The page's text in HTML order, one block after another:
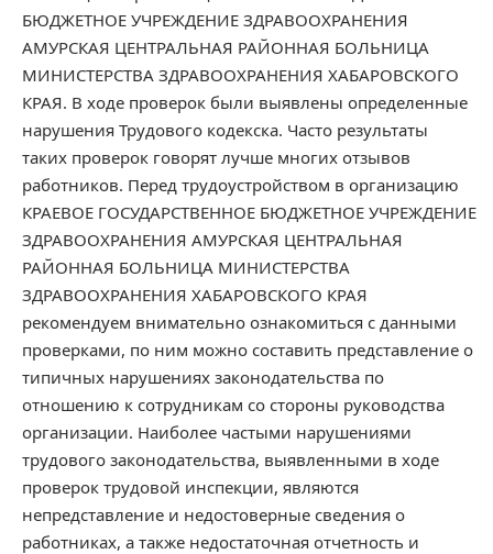
БЮДЖЕТНОЕ УЧРЕЖДЕНИЕ ЗДРАВООХРАНЕНИЯ
АМУРСКАЯ ЦЕНТРАЛЬНАЯ РАЙОННАЯ БОЛЬНИЦА
МИНИСТЕРСТВА ЗДРАВООХРАНЕНИЯ ХАБАРОВСКОГО
КРАЯ. В ходе проверок были выявлены определенные
нарушения Трудового кодекска. Часто результаты
таких проверок говорят лучше многих отзывов
работников. Перед трудоустройством в организацию
КРАЕВОЕ ГОСУДАРСТВЕННОЕ БЮДЖЕТНОЕ УЧРЕЖДЕНИЕ
ЗДРАВООХРАНЕНИЯ АМУРСКАЯ ЦЕНТРАЛЬНАЯ
РАЙОННАЯ БОЛЬНИЦА МИНИСТЕРСТВА
ЗДРАВООХРАНЕНИЯ ХАБАРОВСКОГО КРАЯ
рекомендуем внимательно ознакомиться с данными
проверками, по ним можно составить представление о
типичных нарушениях законодательства по
отношению к сотрудникам со стороны руководства
организации. Наиболее частыми нарушениями
трудового законодательства, выявленными в ходе
проверок трудовой инспекции, являются
непредставление и недостоверные сведения о
работниках, а также недостаточная отчетность и